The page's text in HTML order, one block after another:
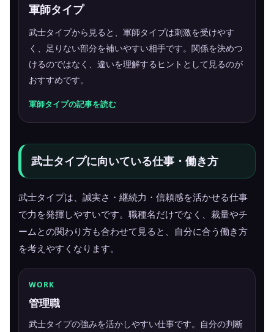
軍師タイプ
武士タイプから見ると、軍師タイプは刺激を受けやす
く、足りない部分を補いやすい相手です。関係を決めつ
けるのではなく、違いを理解するヒントとして見るのが
おすすめです。
軍師タイプの記事を読む
武士タイプに向いている仕事・働き方
武士タイプは、誠実さ・継続力・信頼感を活かせる仕事
で力を発揮しやすいです。職種名だけでなく、裁量やチ
ームとの関わり方も合わせて見ると、自分に合う働き方
を考えやすくなります。
WORK
管理職
武士タイプの強みを活かしやすい仕事です。自分の判断